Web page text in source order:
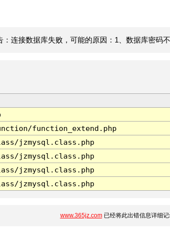
：连接数据库失败，可能的原因：1、数据库密码
function_extend.php
jzmysql.class.php
jzmysql.class.php
jzmysql.class.php
jzmysql.class.php
www.365jz.com已经将此出错信息详细